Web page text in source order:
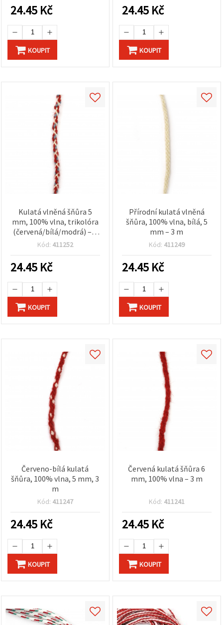
24.45 Kč
KOUPIT
24.45 Kč
KOUPIT
Kulatá vlněná šňůra 5
mm, 100% vlna, trikolóra
(červená/bílá/modrá) – 3
m
Kód: 411252
24.45 Kč
KOUPIT
Přírodní kulatá vlněná
šňůra, 100% vlna, bílá, 5
mm – 3 m
Kód: 411249
24.45 Kč
KOUPIT
Červeno-bílá kulatá
šňůra, 100% vlna, 5 mm, 3
m
Kód: 411247
24.45 Kč
KOUPIT
Červená kulatá šňůra 6
mm, 100% vlna – 3 m
Kód: 411241
24.45 Kč
KOUPIT